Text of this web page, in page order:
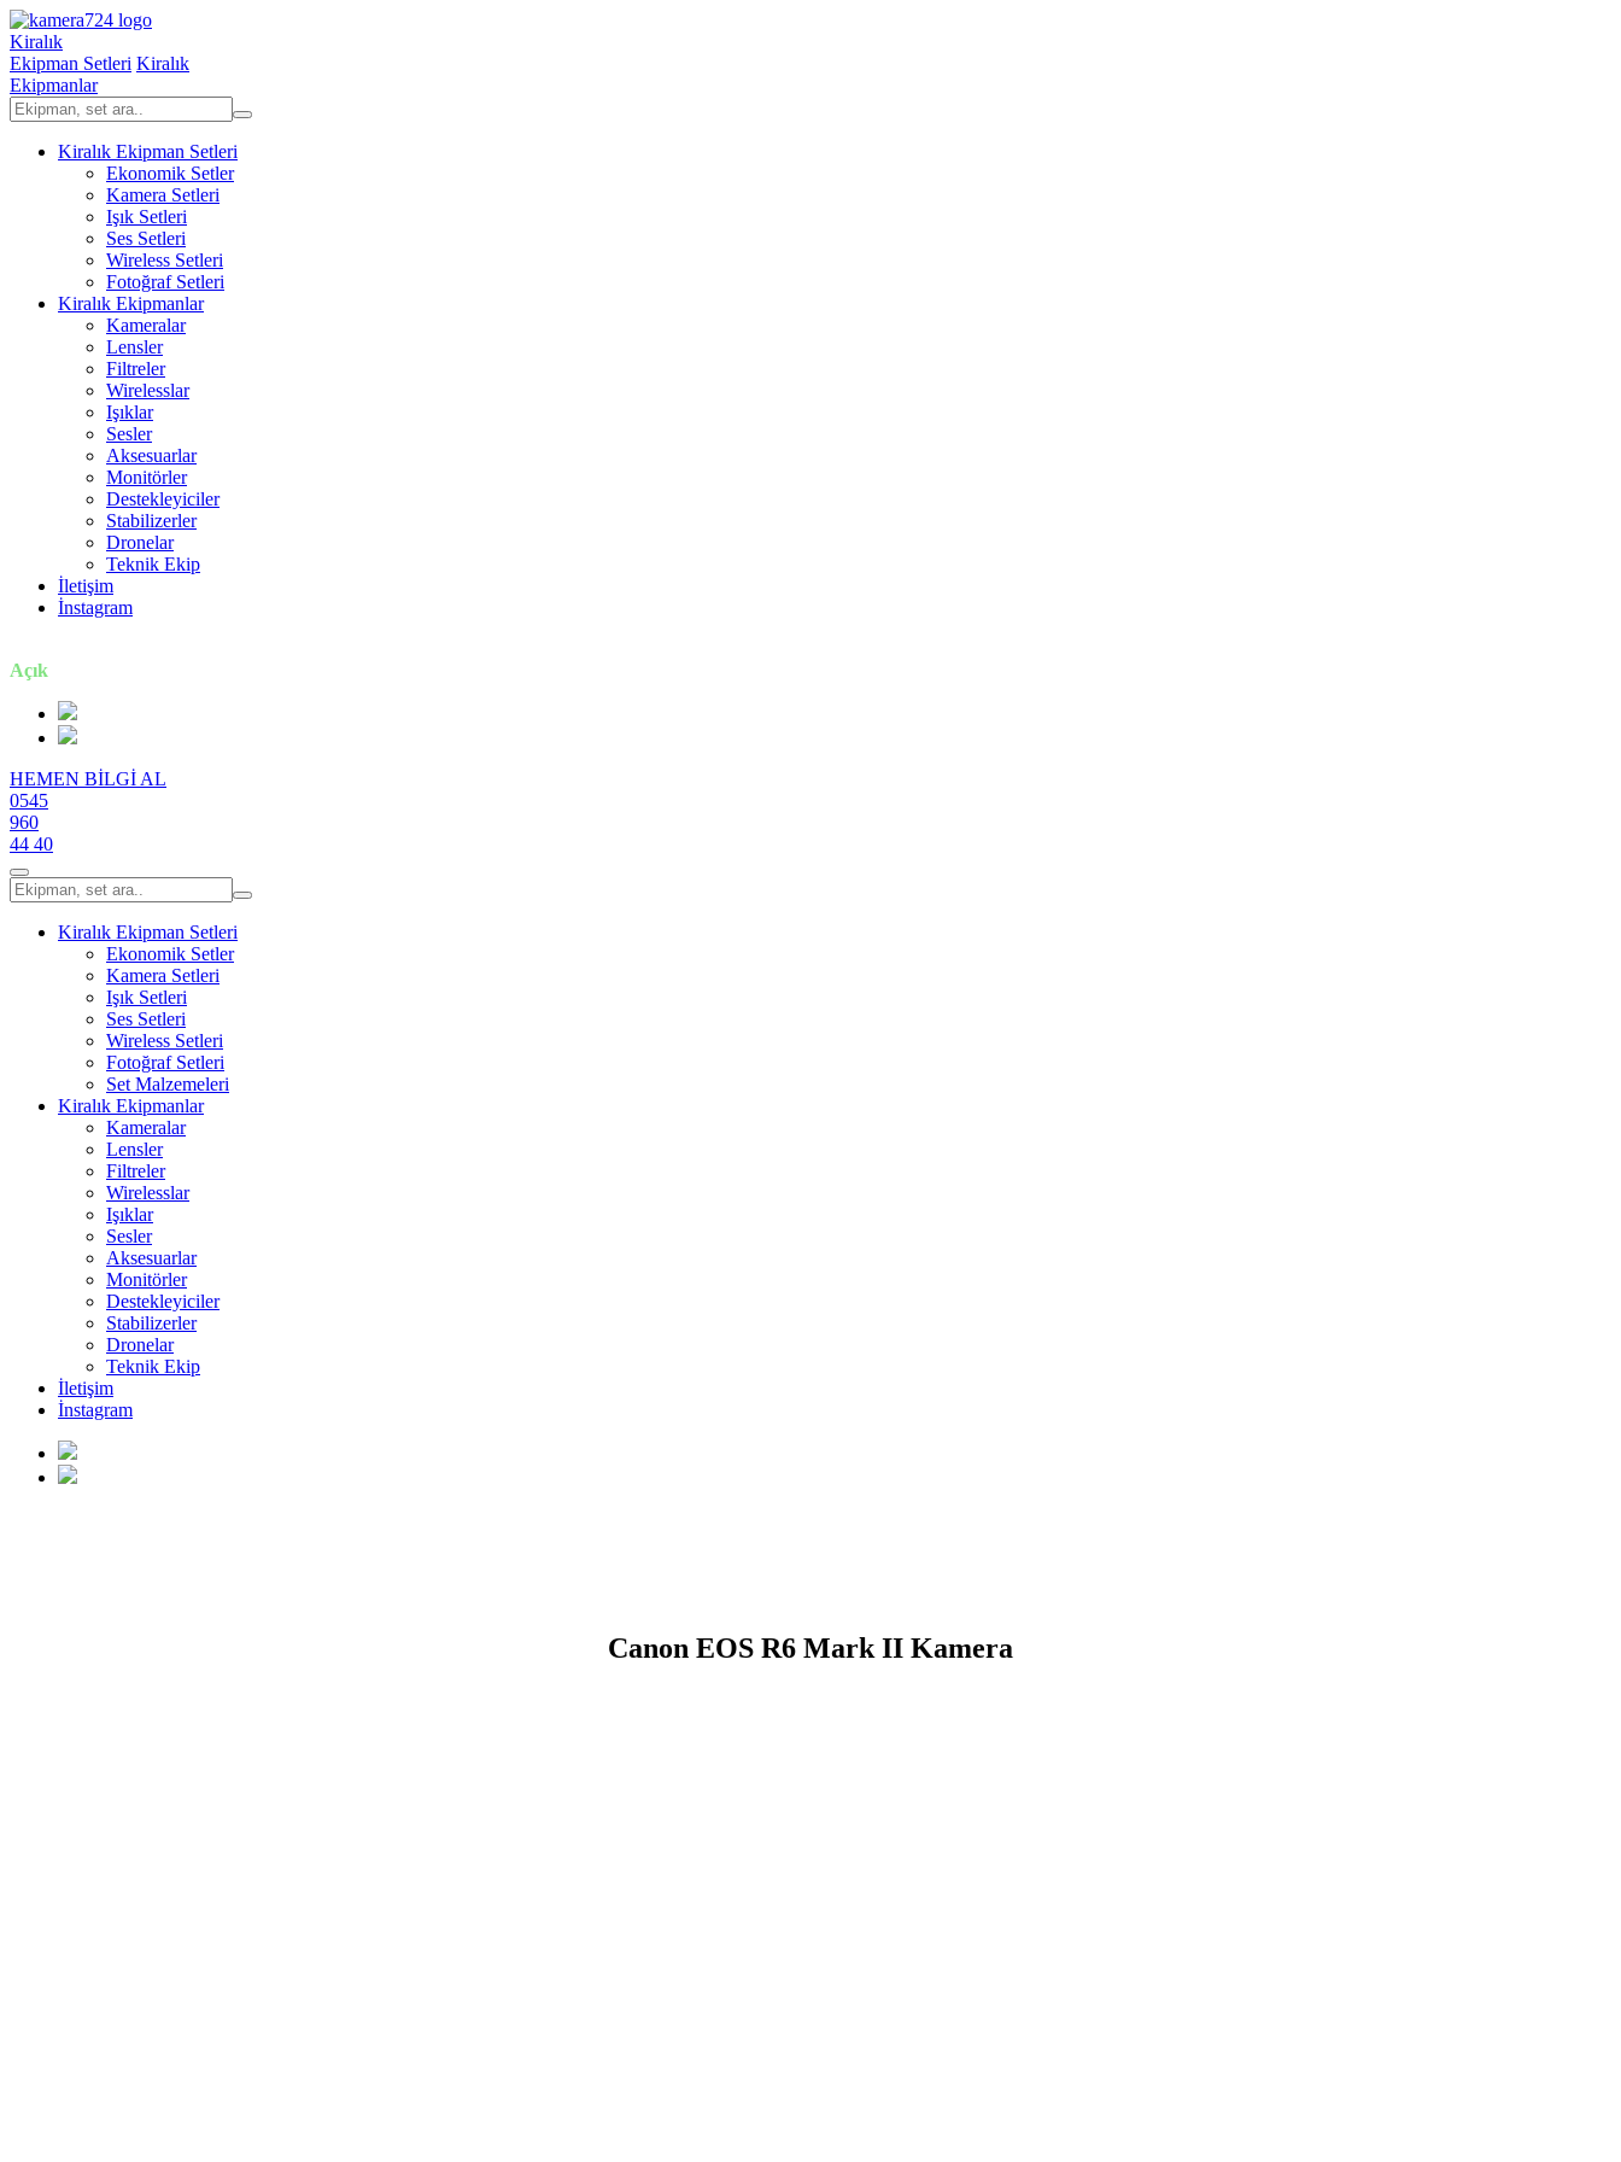
Kiralık
Ekipman Setleri Kiralık
Ekipmanlar
Kiralık Ekipman Setleri
Ekonomik Setler
Kamera Setleri
Işık Setleri
Ses Setleri
Wireless Setleri
Fotoğraf Setleri
Kiralık Ekipmanlar
Kameralar
Lensler
Filtreler
Wirelesslar
Işıklar
Sesler
Aksesuarlar
Monitörler
Destekleyiciler
Stabilizerler
Dronelar
Teknik Ekip
İletişim
İnstagram
Açık
HEMEN BİLGİ AL
0545
960
44 40
Kiralık Ekipman Setleri
Ekonomik Setler
Kamera Setleri
Işık Setleri
Ses Setleri
Wireless Setleri
Fotoğraf Setleri
Set Malzemeleri
Kiralık Ekipmanlar
Kameralar
Lensler
Filtreler
Wirelesslar
Işıklar
Sesler
Aksesuarlar
Monitörler
Destekleyiciler
Stabilizerler
Dronelar
Teknik Ekip
İletişim
İnstagram
Canon EOS R6 Mark II Kamera